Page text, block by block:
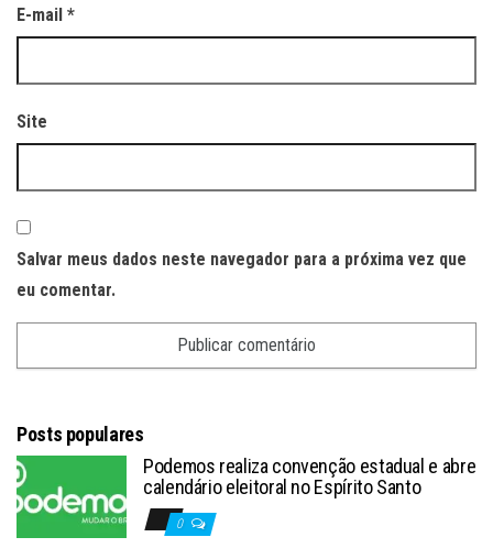
E-mail *
Site
Salvar meus dados neste navegador para a próxima vez que
eu comentar.
Posts populares
Podemos realiza convenção estadual e abre
calendário eleitoral no Espírito Santo
0